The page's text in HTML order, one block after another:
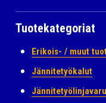
Tuotekategoriat
Erikois- / muut
Jännitetyökalut